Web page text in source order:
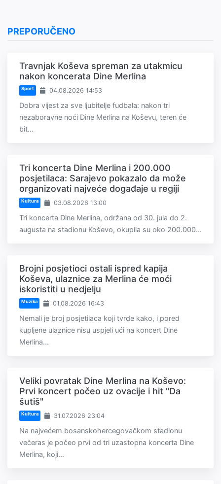
PREPORUČENO
Travnjak Koševa spreman za utakmicu
nakon koncerata Dine Merlina
Sport 04.08.2026 14:53
Dobra vijest za sve ljubitelje fudbala: nakon tri
nezaboravne noći Dine Merlina na Koševu, teren će
bit...
Tri koncerta Dine Merlina i 200.000
posjetilaca: Sarajevo pokazalo da može
organizovati najveće događaje u regiji
Kultura 03.08.2026 13:00
Tri koncerta Dine Merlina, održana od 30. jula do 2.
augusta na stadionu Koševo, okupila su oko 200.000...
Brojni posjetioci ostali ispred kapija
Koševa, ulaznice za Merlina će moći
iskoristiti u nedjelju
Muzika 01.08.2026 16:43
Nemali je broj posjetilaca koji tvrde kako, i pored
kupljene ulaznice nisu uspjeli ući na koncert Dine
Merlina...
Veliki povratak Dine Merlina na Koševo:
Prvi koncert počeo uz ovacije i hit "Da
šutiš"
Kultura 31.07.2026 23:04
Na najvećem bosanskohercegovačkom stadionu
večeras je počeo prvi od tri uzastopna koncerta Dine
Merlina, koji...